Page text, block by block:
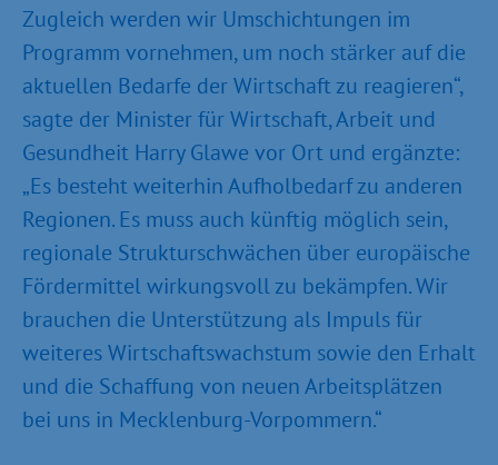
Zugleich werden wir Umschichtungen im
Programm vornehmen, um noch stärker auf die
aktuellen Bedarfe der Wirtschaft zu reagieren“,
sagte der Minister für Wirtschaft, Arbeit und
Gesundheit Harry Glawe vor Ort und ergänzte:
„Es besteht weiterhin Aufholbedarf zu anderen
Regionen. Es muss auch künftig möglich sein,
regionale Strukturschwächen über europäische
Fördermittel wirkungsvoll zu bekämpfen. Wir
brauchen die Unterstützung als Impuls für
weiteres Wirtschaftswachstum sowie den Erhalt
und die Schaffung von neuen Arbeitsplätzen
bei uns in Mecklenburg-Vorpommern.“